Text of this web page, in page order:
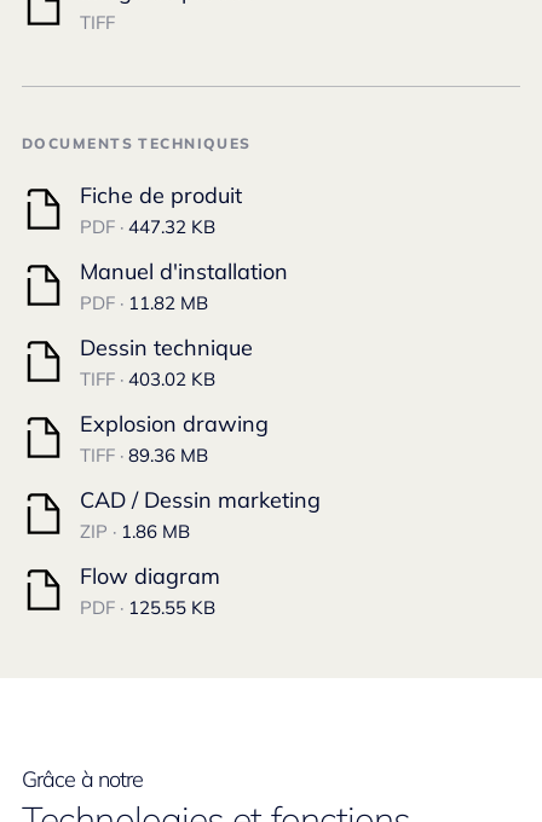
TIFF
DOCUMENTS TECHNIQUES
Fiche de produit
PDF · 447.32 KB
Manuel d'installation
PDF · 11.82 MB
Dessin technique
TIFF · 403.02 KB
Explosion drawing
TIFF · 89.36 MB
CAD / Dessin marketing
ZIP · 1.86 MB
Flow diagram
PDF · 125.55 KB
Grâce à notre